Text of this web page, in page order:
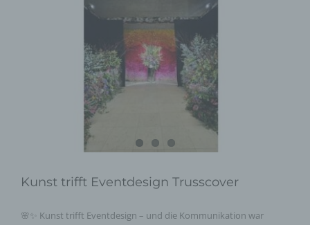
Kunst trifft Eventdesign Trusscover
🌸✨ Kunst trifft Eventdesign – und die Kommunikation war